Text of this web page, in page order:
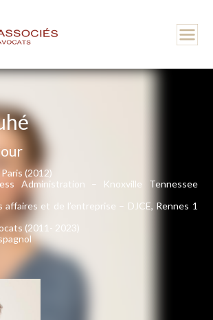
(2012)
Administration – Knoxville Tennessee
et de l’entreprise – DJCE, Rennes 1
(2011- 2023)